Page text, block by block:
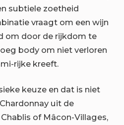
subtiele zoetheid
vraagt om een wijn
om door de rijkdom te
body om niet verloren
rijke kreeft.
keuze en dat is niet
uit de
of Mâcon-Villages,